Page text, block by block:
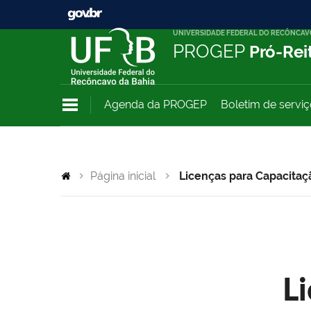
UNIVERSIDADE FEDERAL DO
PROGEP Pró-
Agenda da PROGEP Boletim de
Página inicial Licenças para